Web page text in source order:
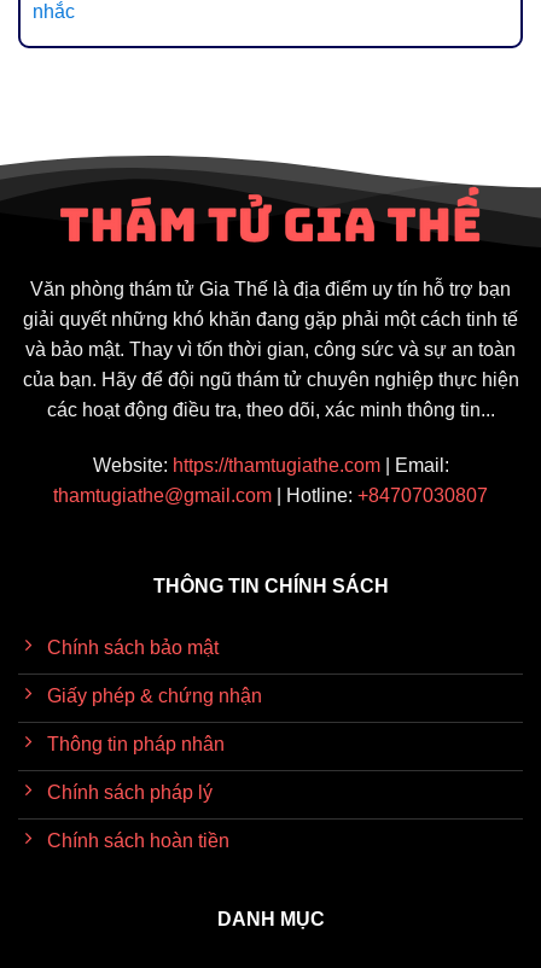
nhắc
Văn phòng thám tử Gia Thế là địa điểm uy tín hỗ trợ bạn
giải quyết những khó khăn đang gặp phải một cách tinh tế
và bảo mật. Thay vì tốn thời gian, công sức và sự an toàn
của bạn. Hãy để đội ngũ thám tử chuyên nghiệp thực hiện
các hoạt động điều tra, theo dõi, xác minh thông tin...
Website: https://thamtugiathe.com| Email:
thamtugiathe@gmail.com | Hotline: +84707030807
THÔNG TIN CHÍNH SÁCH
Chính sách bảo mật
Giấy phép & chứng nhận
Thông tin pháp nhân
Chính sách pháp lý
Chính sách hoàn tiền
DANH MỤC